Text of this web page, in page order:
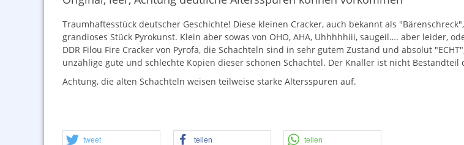
Traumhaftesstück deutscher Geschichte! Diese kleinen Cracker, auch bekannt als
grandioses Stück Pyrokunst. Klein aber sowas von OHO, AHA, Uhhhhhiii, saugeil…. aber leider,
DDR Filou Fire Cracker von Pyrofa, die Schachteln sind in sehr gutem Zustand und absolut "ECHT
unzählige gute und schlechte Kopien dieser schönen Schachtel. Der Knaller ist nicht Bestandteil
Achtung, die alten Schachteln weisen teilweise starke Altersspuren auf.
tweet teilen teilen